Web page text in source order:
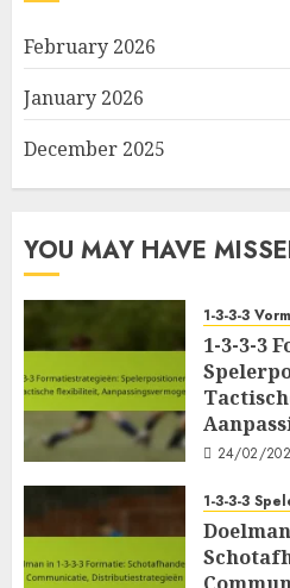
February 2026
January 2026
December 2025
YOU MAY HAVE
1-3-3-3
1-3-3-3
24/02/
1-3-3-3